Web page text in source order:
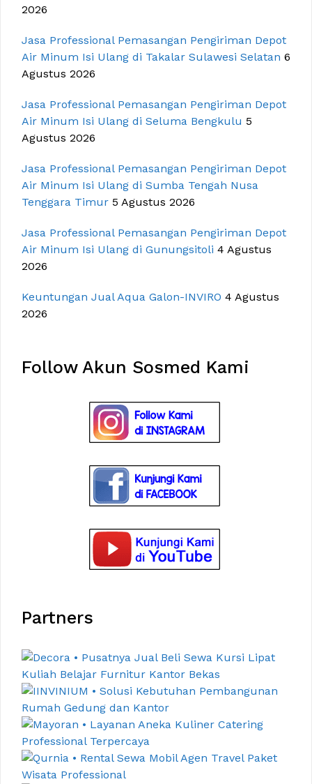
2026
Jasa Professional Pemasangan Pengiriman Depot
Air Minum Isi Ulang di Takalar Sulawesi Selatan 6
Agustus 2026
Jasa Professional Pemasangan Pengiriman Depot
Air Minum Isi Ulang di Seluma Bengkulu 5
Agustus 2026
Jasa Professional Pemasangan Pengiriman Depot
Air Minum Isi Ulang di Sumba Tengah Nusa
Tenggara Timur 5 Agustus 2026
Jasa Professional Pemasangan Pengiriman Depot
Air Minum Isi Ulang di Gunungsitoli 4 Agustus
2026
Keuntungan Jual Aqua Galon-INVIRO 4 Agustus
2026
Follow Akun Sosmed Kami
Partners